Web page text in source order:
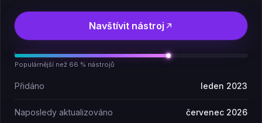
Navštívit nástroj
Populárnější než 66 % nástrojů
Přidáno leden 2023
Naposledy aktualizováno červenec 2026